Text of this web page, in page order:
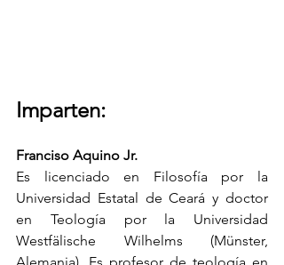
Imparten:
Franciso Aquino Jr.
Es licenciado en Filosofía por la
Universidad Estatal de Ceará y doctor
en Teología por la Universidad
Westfälische Wilhelms (Münster,